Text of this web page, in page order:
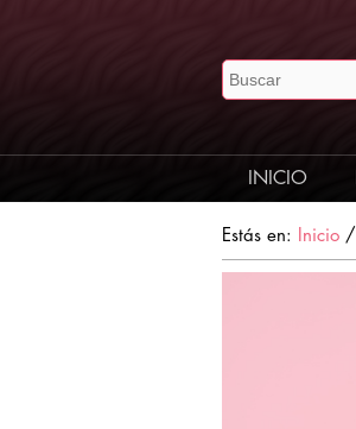
INICIO
Estás en: Inicio /